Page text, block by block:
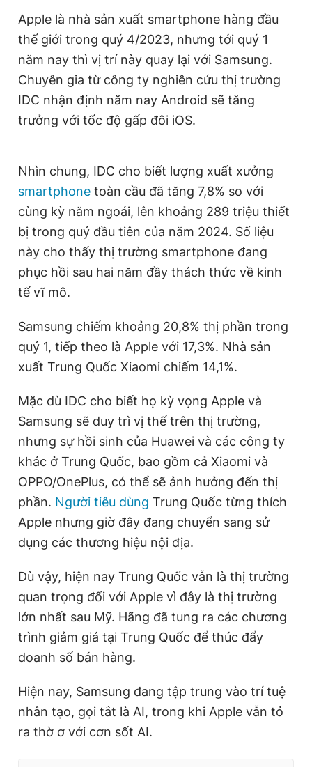
Apple là nhà sản xuất smartphone hàng đầu
thế giới trong quý 4/2023, nhưng tới quý 1
năm nay thì vị trí này quay lại với Samsung.
Chuyên gia từ công ty nghiên cứu thị trường
IDC nhận định năm nay Android sẽ tăng
trưởng với tốc độ gấp đôi iOS.
Nhìn chung, IDC cho biết lượng xuất xưởng
smartphone toàn cầu đã tăng 7,8% so với
cùng kỳ năm ngoái, lên khoảng 289 triệu thiết
bị trong quý đầu tiên của năm 2024. Số liệu
này cho thấy thị trường smartphone đang
phục hồi sau hai năm đầy thách thức về kinh
tế vĩ mô.
Samsung chiếm khoảng 20,8% thị phần trong
quý 1, tiếp theo là Apple với 17,3%. Nhà sản
xuất Trung Quốc Xiaomi chiếm 14,1%.
Mặc dù IDC cho biết họ kỳ vọng Apple và
Samsung sẽ duy trì vị thế trên thị trường,
nhưng sự hồi sinh của Huawei và các công ty
khác ở Trung Quốc, bao gồm cả Xiaomi và
OPPO/OnePlus, có thể sẽ ảnh hưởng đến thị
phần. Người tiêu dùng Trung Quốc từng thích
Apple nhưng giờ đây đang chuyển sang sử
dụng các thương hiệu nội địa.
Dù vậy, hiện nay Trung Quốc vẫn là thị trường
quan trọng đối với Apple vì đây là thị trường
lớn nhất sau Mỹ. Hãng đã tung ra các chương
trình giảm giá tại Trung Quốc để thúc đẩy
doanh số bán hàng.
Hiện nay, Samsung đang tập trung vào trí tuệ
nhân tạo, gọi tắt là AI, trong khi Apple vẫn tỏ
ra thờ ơ với cơn sốt AI.